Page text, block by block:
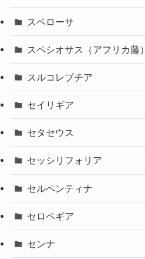
スベローサ
スペシオサス（アフリカ藤）
スルコレブチア
セイリギア
セタセウス
セッシリフォリア
セルペンティナ
セロペギア
センナ